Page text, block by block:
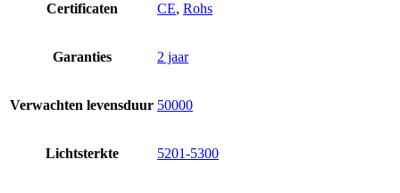
Certificaten CE, Rohs
Garanties 2 jaar
Verwachten levensduur 50000
Lichtsterkte 5201-5300